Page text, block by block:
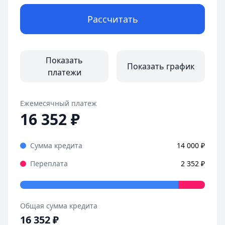
Дата:28 октября 2025 г.
Оформила займ в MoneyMan за пару минут, все
Страницы отзывов:
Рассчитать
Показать
платежи
Показать график
Ежемесячный платеж
16 352₽
Сумма кредита 14 000 ₽
Переплата
2 352 ₽
Общая сумма кредита
16 352₽